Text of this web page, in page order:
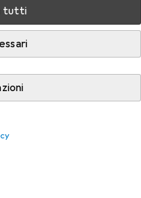
tutti
Pantaloni
Planam Pantaloni